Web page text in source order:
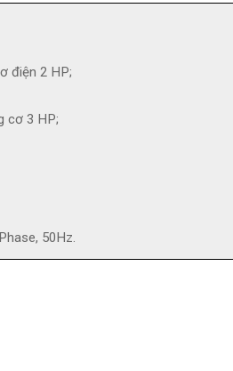
điện 2 HP;
cơ 3 HP;
50Hz.